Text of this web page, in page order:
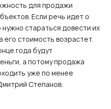
для продажи
Если речь идет о
стараться довести их
его стоимость возрастет.
года будут
а потому продажа
уже по менее
Степанов.